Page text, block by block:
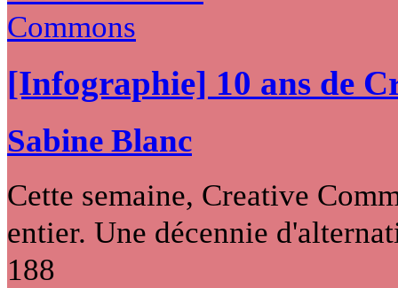
[Infographie] 10 ans de
Sabine Blanc
Cette semaine, Creative
entier. Une décennie
188